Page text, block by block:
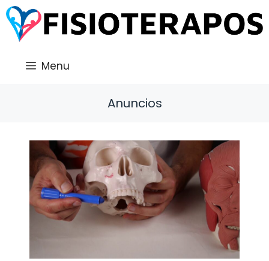
Saltar
al
contenido
Menu
Anuncios